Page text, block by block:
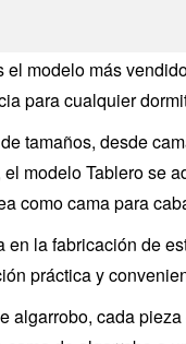
el modelo más
para cualquier
tamaños, desde
modelo Tablero se
como cama para
en la fabricación de
práctica y
algarrobo, cada